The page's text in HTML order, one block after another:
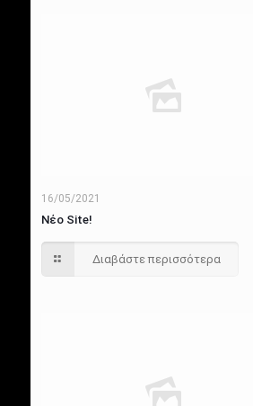
16/05/2021
Νέο Site!
Διαβάστε περισσότερα